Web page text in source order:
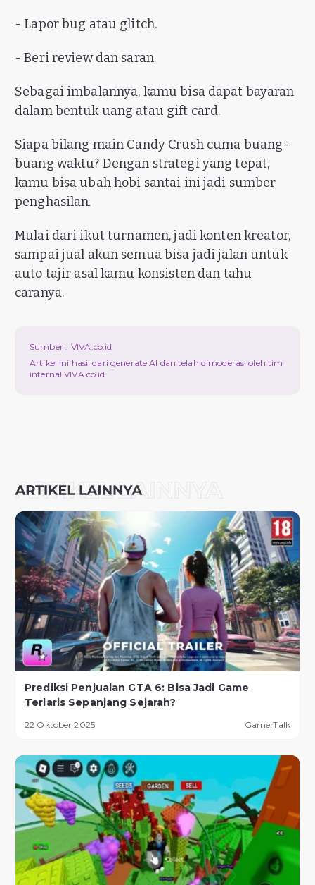
- Lapor bug atau glitch.
- Beri review dan saran.
Sebagai imbalannya, kamu bisa dapat bayaran
dalam bentuk uang atau gift card.
Siapa bilang main Candy Crush cuma buang-
buang waktu? Dengan strategi yang tepat,
kamu bisa ubah hobi santai ini jadi sumber
penghasilan.
Mulai dari ikut turnamen, jadi konten kreator,
sampai jual akun semua bisa jadi jalan untuk
auto tajir asal kamu konsisten dan tahu
caranya.
Sumber : VIVA.co.id
Artikel ini hasil dari generate AI dan telah dimoderasi oleh tim
internal VIVA.co.id
Prediksi Penjualan GTA 6: Bisa Jadi Game
Terlaris Sepanjang Sejarah?
22 Oktober 2025 GamerTalk